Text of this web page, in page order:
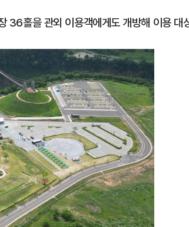
36홀을 관외 이용객에게도 개방해 이용 대
1
[속보] '길이 1.5m' 안동 물놀
이 출몰…한때 시민 대피 소동
2
"편해서 매일 신었는데"...전문
'크록스'의 숨은 위험
3
송영길·김민석, '조희대 탄핵'
법사위원들 "즉시 대법관 제
4
박지원이 본 호남 당심…"李대
함께한 김민석에 갈 것"